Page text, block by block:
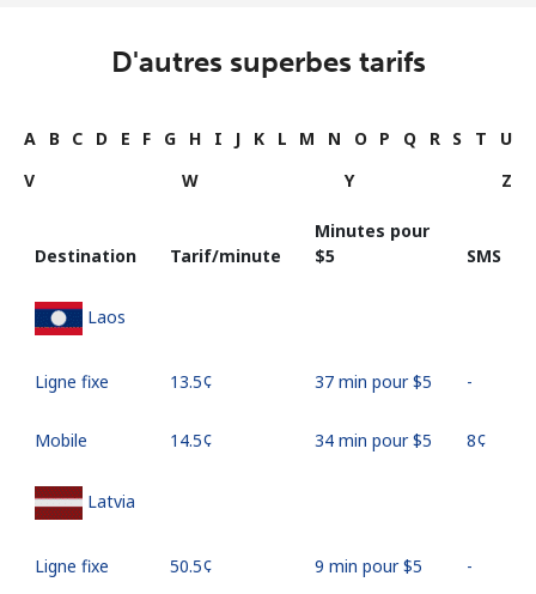
D'autres superbes tarifs
A B C D E F G H I J K L M N O P Q R S T
U
V
W Y Z
Destination Tarif/minute
Minutes pour
⁦$5⁩
SMS
Laos
Ligne fixe ⁦13.5¢⁩ 37 min pour ⁦$5⁩ -
Mobile ⁦14.5¢⁩ 34 min pour ⁦$5⁩ ⁦8¢⁩
Latvia
Ligne fixe ⁦50.5¢⁩ 9 min pour ⁦$5⁩ -